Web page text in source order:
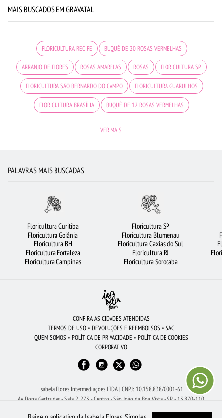
MAIS BUSCADOS EM GRAVATAL
FLORICULTURA RECIFE BUQUÊ DE 20 ROSAS VERMELHAS
ARRANJO DE FLORES ROSAS AMARELAS ROSAS FLORICULTURA SP
FLORICULTURA SÃO BERNARDO DO CAMPO FLORICULTURA GUARULHOS
FLORICULTURA BRASÍLIA BUQUÊ DE 12 ROSAS VERMELHAS
RAMALHETE DE FLORES URSO DE PELÚCIA
FLORICULTURA BH FLORICULTURA CAMPINAS COROA DE FLORES
FLORICULTURA PORTO ALEGRE ROSAS BRANCAS
CESTA DE FRUTAS
CESTA DE CAFÉ DA MANHÃ
CIDADES MAIS PROCURADAS FLORICULTURA JUNDIAÍ
ROSAS VERMELHAS
FLORICULTURA GOIÂNIA CESTA DE CHOCOLATE BUQUÊS DE FLORES
FLORES BRANCAS ORQUÍDEAS FLORICULTURA SALVADOR
VER MAIS
PALAVRAS MAIS BUSCADAS
Floricultura Curitiba
Floricultura Goiânia
Floricultura BH
Floricultura Fortaleza
Floricultura Campinas
Floricultura SP
Floricultura Blumenau
Floricultura Caxias do Sul
Floricultura RJ
Floricultura Sorocaba
CONFIRA AS CIDADES ATENDIDAS
TERMOS DE USO • DEVOLUÇÕES E REEMBOLSOS • SAC
QUEM SOMOS • POLÍTICA DE PRIVACIDADE • POLÍTICA DE COOKIES
CORPORATIVO
Isabela Flores Intermediações LTDA | CNPJ: 10.158.838/0001-61
Av Dona Gertrudes - Sala 2, 273 - Centro - São João da Boa Vista - SP - 13.870-110